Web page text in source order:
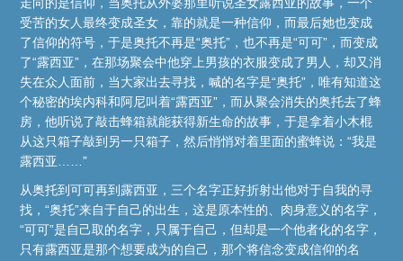
走向的是信仰，当奥托从外婆那里听说圣女露西亚的故事，一个
受苦的女人最终变成圣女，靠的就是一种信仰，而最后她也变成
了信仰的符号，于是奥托不再是“奥托”，也不再是“可可”，而变成
了“露西亚”，在那场聚会中他穿上男孩的衣服变成了男人，却又消
失在众人面前，当大家出去寻找，喊的名字是“奥托”，唯有知道这
个秘密的埃内科和阿尼叫着“露西亚”，而从聚会消失的奥托去了蜂
房，他听说了敲击蜂箱就能获得新生命的故事，于是拿着小木棍
从这只箱子敲到另一只箱子，然后悄悄对着里面的蜜蜂说：“我是
露西亚……”
从奥托到可可再到露西亚，三个名字正好折射出他对于自我的寻
找，“奥托”来自于自己的出生，这是原本性的、肉身意义的名字，
“可可”是自己取的名字，只属于自己，但却是一个他者化的名字，
只有露西亚是那个想要成为的自己，那个将信念变成信仰的名